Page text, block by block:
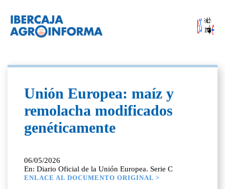
Unión Europea: maíz y
remolacha modificados
genéticamente
06/05/2026
En: Diario Oficial de la Unión Europea. Serie C
ENLACE AL DOCUMENTO ORIGINAL >